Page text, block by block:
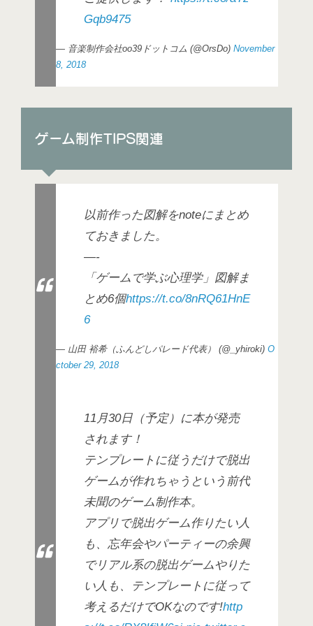
Gqb9475
— 音楽制作会社oo39ドットコム (@OrsDo) November
8, 2018
ゲーム制作TIPS関連
以前作った図解をnoteにまとめ
ておきました。
—-
「ゲームで学ぶ心理学」図解ま
とめ6個https://t.co/8nRQ61HnE
6
— 山田 裕希（ふんどしパレード代表） (@_yhiroki) O
ctober 29, 2018
11月30日（予定）に本が発売
されます！
テンプレートに従うだけで脱出
ゲームが作れちゃうという前代
未聞のゲーム制作本。
アプリで脱出ゲーム作りたい人
も、忘年会やパーティーの余興
でリアル系の脱出ゲームやりた
い人も、テンプレートに従って
考えるだけでOKなのです!http